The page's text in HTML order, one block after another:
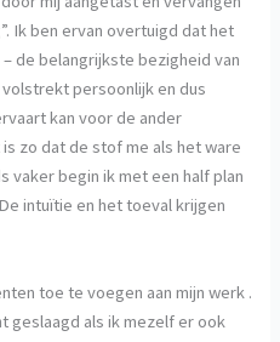
Ik ben ervan overtuigd dat het
de belangrijkste bezigheid van
persoonlijk en dus
kan voor de ander
zo dat de stof me als het ware
vaker begin ik met een half plan
intuïtie en het toeval krijgen
toe te voegen aan mijn werk .
geslaagd als ik mezelf er ook